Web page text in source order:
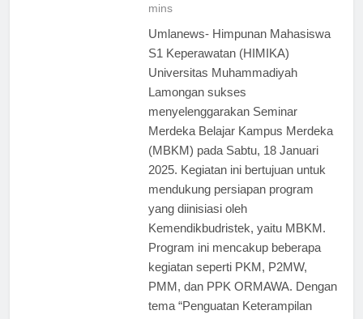
mins
Umlanews- Himpunan Mahasiswa
S1 Keperawatan (HIMIKA)
Universitas Muhammadiyah
Lamongan sukses
menyelenggarakan Seminar
Merdeka Belajar Kampus Merdeka
(MBKM) pada Sabtu, 18 Januari
2025. Kegiatan ini bertujuan untuk
mendukung persiapan program
yang diinisiasi oleh
Kemendikbudristek, yaitu MBKM.
Program ini mencakup beberapa
kegiatan seperti PKM, P2MW,
PMM, dan PPK ORMAWA. Dengan
tema “Penguatan Keterampilan